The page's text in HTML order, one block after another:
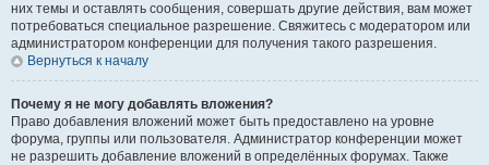
них темы и оставлять сообщения, совершать другие действия, вам может
потребоваться специальное разрешение. Свяжитесь с модератором или
администратором конференции для получения такого разрешения.
Вернуться к началу
Почему я не могу добавлять вложения?
Право добавления вложений может быть предоставлено на уровне
форума, группы или пользователя. Администратор конференции может
не разрешить добавление вложений в определённых форумах. Также